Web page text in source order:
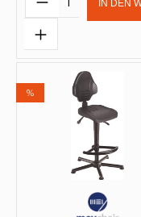
IN DEN
%